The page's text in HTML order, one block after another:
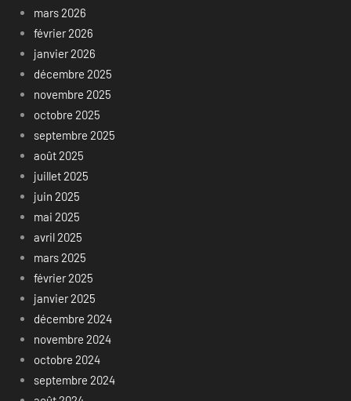
mars 2026
février 2026
janvier 2026
décembre 2025
novembre 2025
octobre 2025
septembre 2025
août 2025
juillet 2025
juin 2025
mai 2025
avril 2025
mars 2025
février 2025
janvier 2025
décembre 2024
novembre 2024
octobre 2024
septembre 2024